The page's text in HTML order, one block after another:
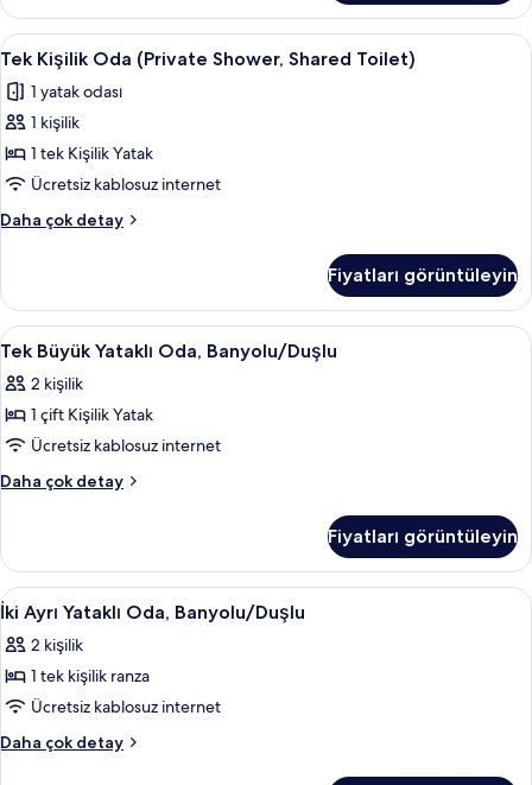
hakkında
daha
fazla
Tek
Kişilik
Oda
(Private
Shower,
Shared
Toilet)
için
fotoğrafları
görün
Tek Kişilik Oda (Private Shower,
7
Tek Kişilik Oda (Private Shower, Shared Toilet)
1 yatak odası
1 kişilik
1 tek Kişilik Yatak
Ücretsiz kablosuz internet
Daha çok detay
Tek
Shower,
Shared
Toilet)
hakkında
daha
fazla
detay
Fiyatları görüntüleyin
Tek
Büyük
Yataklı
Oda,
Banyolu/Duşlu
için
görün
Tek Büyük Yataklı Oda, Banyolu/
7
Tek Büyük Yataklı Oda, Banyolu/Duşlu
2 kişilik
1 çift Kişilik Yatak
Ücretsiz kablosuz internet
Daha çok detay
Tek
Banyolu/Duşlu
hakkında
daha
fazla
detay
Fiyatları görüntüleyin
İki
Ayrı
Yataklı
Oda,
Banyolu/Duşlu
için
İki Ayrı Yataklı Oda, Banyolu/Duşlu
8
İki Ayrı Yataklı Oda, Banyolu/Duşlu
2 kişilik
1 tek kişilik ranza
Ücretsiz kablosuz internet
Daha çok detay
İki